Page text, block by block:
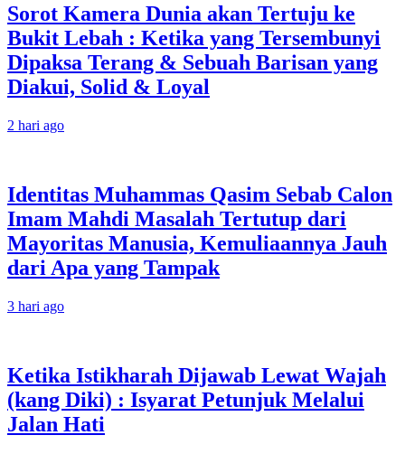
Sorot Kamera Dunia akan Tertuju ke
Bukit Lebah : Ketika yang Tersembunyi
Dipaksa Terang & Sebuah Barisan yang
Diakui, Solid & Loyal
2 hari ago
Identitas Muhammas Qasim Sebab Calon
Imam Mahdi Masalah Tertutup dari
Mayoritas Manusia, Kemuliaannya Jauh
dari Apa yang Tampak
3 hari ago
Ketika Istikharah Dijawab Lewat Wajah
(kang Diki) : Isyarat Petunjuk Melalui
Jalan Hati